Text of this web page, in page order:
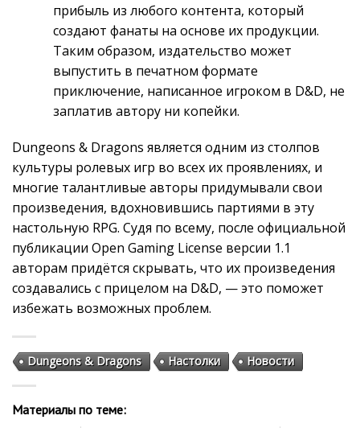
прибыль из любого контента, который
создают фанаты на основе их продукции.
Таким образом, издательство может
выпустить в печатном формате
приключение, написанное игроком в D&D, не
заплатив автору ни копейки.
Dungeons & Dragons является одним из столпов
культуры ролевых игр во всех их проявлениях, и
многие талантливые авторы придумывали свои
произведения, вдохновившись партиями в эту
настольную RPG. Судя по всему, после официальной
публикации Open Gaming License версии 1.1
авторам придётся скрывать, что их произведения
создавались с прицелом на D&D, — это поможет
избежать возможных проблем.
Dungeons & Dragons Настолки Новости
Материалы по теме: